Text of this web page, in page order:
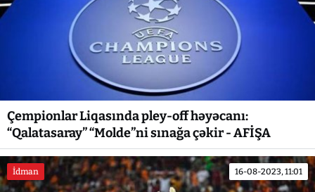
Çempionlar Liqasında pley-off həyəcanı:
“Qalatasaray” “Molde”ni sınağa çəkir - AFİŞA
İdman 16-08-2023, 11:01